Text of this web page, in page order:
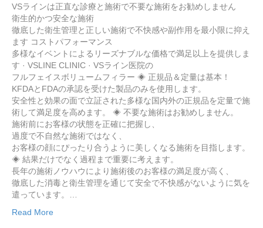
VSラインは正直な診療と施術で不要な施術をお勧めしません
衛生的かつ安全な施術
徹底した衛生管理と正しい施術で不快感や副作用を最小限に抑え
ます コストパフォーマンス
多様なイベントによるリーズナブルな価格で満足以上を提供しま
す · VSLINE CLINIC · VSライン医院の
フルフェイスボリュームフィラー ◈ 正規品＆定量は基本！
KFDAとFDAの承認を受けた製品のみを使用します。
安全性と効果の面で立証された多様な国内外の正規品を定量で施
術して満足度を高めます。 ◈ 不要な施術はお勧めしません。
施術前にお客様の状態を正確に把握し、
過度で不自然な施術ではなく、
お客様の顔にぴったり合うように美しくなる施術を目指します。
◈ 結果だけでなく過程まで重要に考えます。
長年の施術ノウハウにより施術後のお客様の満足度が高く、
徹底した消毒と衛生管理を通じて安全で不快感がないように気を
遣っています。…
Read More